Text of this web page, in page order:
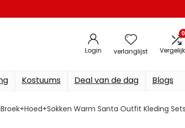
Login verlanglijst
0
Kostuums Deal van de dag Blogs
Warm Santa Outfit Kleding